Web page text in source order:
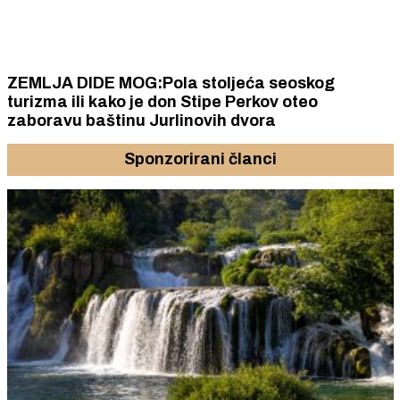
ZEMLJA DIDE MOG:Pola stoljeća seoskog
turizma ili kako je don Stipe Perkov oteo
zaboravu baštinu Jurlinovih dvora
Sponzorirani članci